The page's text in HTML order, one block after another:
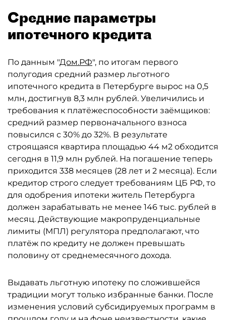
Средние параметры
ипотечного кредита
По данным "Дом.РФ", по итогам первого
полугодия средний размер льготного
ипотечного кредита в Петербурге вырос на 0,5
млн, достигнув 8,3 млн рублей. Увеличились и
требования к платёжеспособности заёмщиков:
средний размер первоначального взноса
повысился с 30% до 32%. В результате
строящаяся квартира площадью 44 м2 обходится
сегодня в 11,9 млн рублей. На погашение теперь
приходится 338 месяцев (28 лет и 2 месяца). Если
кредитор строго следует требованиям ЦБ РФ, то
для одобрения ипотеки житель Петербурга
должен зарабатывать не менее 146 тыс. рублей в
месяц. Действующие макропруденциальные
лимиты (МПЛ) регулятора предполагают, что
платёж по кредиту не должен превышать
половину от среднемесячного дохода.
Выдавать льготную ипотеку по сложившейся
традиции могут только избранные банки. После
изменения условий субсидируемых программ в